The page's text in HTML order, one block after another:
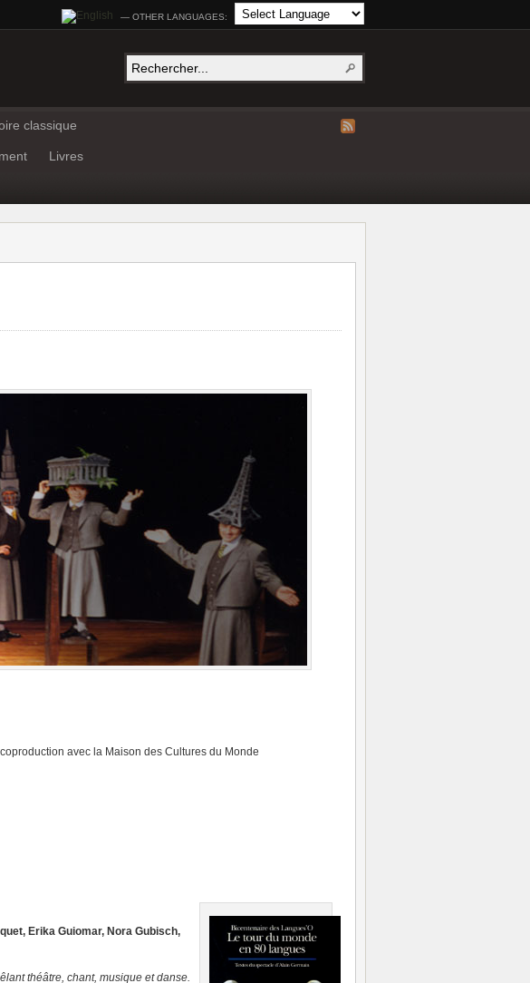
— OTHER LANGUAGES:
classique
Livres
avec la Maison des Cultures du Monde
Erika Guiomar, Nora Gubisch,
théâtre, chant, musique et danse.